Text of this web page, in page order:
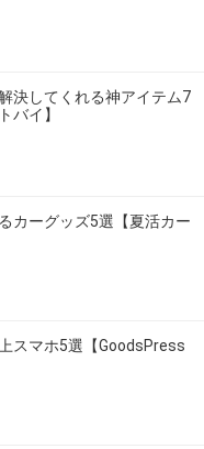
決してくれる神アイテム7
バイ】
カーグッズ5選【夏活カー
スマホ5選【GoodsPress